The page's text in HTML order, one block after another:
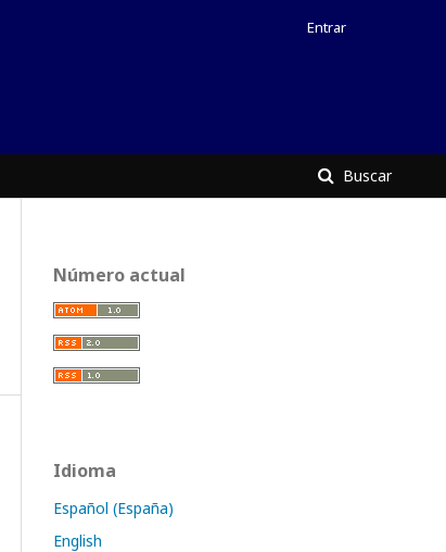
Buscar
Entrar
Número actual
Idioma
Español (España)
English